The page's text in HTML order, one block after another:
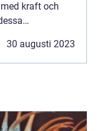
kraft och
30 augusti 2023